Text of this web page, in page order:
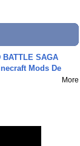
BATTLE SAGA
Mods De
More